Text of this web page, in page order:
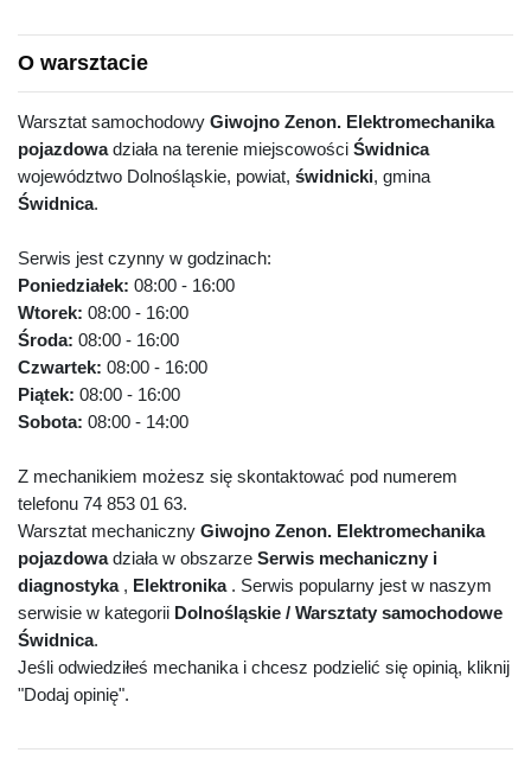
O warsztacie
Warsztat samochodowy Giwojno Zenon. Elektromechanika
pojazdowadziała na terenie miejscowości Świdnica
województwo Dolnośląskie, powiat, świdnicki, gmina
Świdnica.
Serwis jest czynny w godzinach:
Poniedziałek: 08:00 - 16:00
Wtorek: 08:00 - 16:00
Środa: 08:00 - 16:00
Czwartek: 08:00 - 16:00
Piątek: 08:00 - 16:00
Sobota: 08:00 - 14:00
Z mechanikiem możesz się skontaktować pod numerem
telefonu 74 853 01 63.
Warsztat mechaniczny Giwojno Zenon. Elektromechanika
pojazdowadziała w obszarze Serwis mechaniczny i
diagnostyka, Elektronika. Serwis popularny jest w naszym
serwisie w kategorii Dolnośląskie / Warsztaty samochodowe
Świdnica.
Jeśli odwiedziłeś mechanika i chcesz podzielić się opinią, kliknij
"Dodaj opinię".